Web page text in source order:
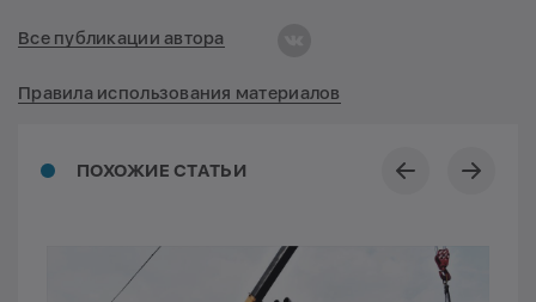
ПОХОЖИЕ СТАТЬИ
Все публикации автора
Правила использования материалов